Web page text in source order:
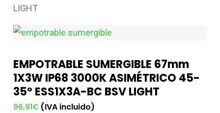
LIGHT
EMPOTRABLE SUMERGIBLE 67mm
1X3W IP68 3000K ASIMÉTRICO 45-
35º ESS1X3A-BC BSV LIGHT
96,91€ (IVA incluido)